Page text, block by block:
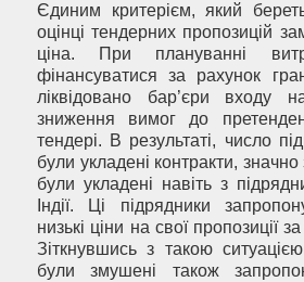
Єдиним критерієм, який
оцінці тендерних пропозицій
ціна. При плануванні
фінансуватися за рахунок
ліквідовано бар’єри входу
зниження вимог до
тендері. В результаті, число
були укладені контракти,
були укладені навіть з
Індії. Ці підрядники
низькі ціни на свої пропозиції
Зіткнувшись з такою
були змушені також